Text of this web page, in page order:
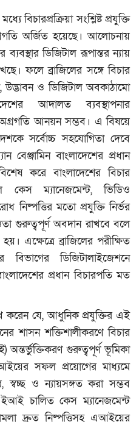
সংশ্লিষ্ট প্রযুক্তি
অর্জিত হয়েছে। আলোচনায়
ডিজিটাল রূপান্তর ন্যায়
ফলে ব্রাজিলের সঙ্গে বিচার
উদ্ভাবন ও ডিজিটাল অবকাঠামো
আদালত ব্যবস্থাপনার
অগ্রগতি আনয়ন সম্ভব। এ বিষয়ে
সর্বোচ্চ সহযোগিতা দেবে
বেঞ্জামিন বাংলাদেশের প্রধান
করে বাংলাদেশের বিচার
কেস ম্যানেজমেন্ট, ভিডিও
নিষ্পত্তির মতো প্রযুক্তি নির্ভর
গুরুত্বপূর্ণ অবদান রাখবে বলে
এক্ষেত্রে ব্রাজিলের পরীক্ষিত
বিভাগের ডিজিটালাইজেশনে
প্রধান বিচারপতি মত
করেন যে, আধুনিক প্রযুক্তির এই
শাসন শক্তিশালীকরণে বিচার
অন্তর্ভুক্তিকরণ গুরুত্বপূর্ণ ভূমিকা
সফল প্রয়োগের মাধ্যমে
স্বচ্ছ ও ন্যায়সঙ্গত করা সম্ভব
চালিত কেস ম্যানেজমেন্ট
দ্রুত নিষ্পত্তিসহ এআইয়ের